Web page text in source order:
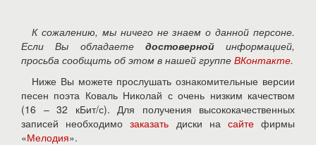
К сожалению, мы ничего не знаем о данной персоне.
Если Вы обладаете достовернойинформацией,
просьба сообщить об этом в нашей группе ВКонтакте.
Ниже Вы можете прослушать ознакомительные версии
песен поэта Коваль Николай с очень низким качеством
(16 – 32 кБит/с). Для получения высококачественных
записей необходимозаказать диски на сайтефирмы
«Мелодия».